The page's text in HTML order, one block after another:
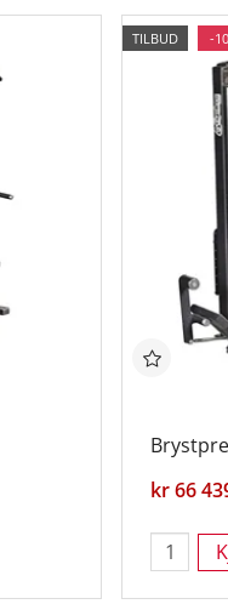
TILBUD -
kr 66